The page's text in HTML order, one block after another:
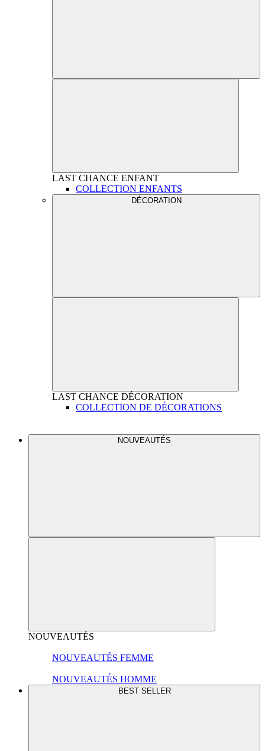
LAST CHANCE ENFANT
COLLECTION ENFANTS
DÉCORATION
LAST CHANCE DÉCORATION
COLLECTION DE DÉCORATIONS
NOUVEAUTÉS
NOUVEAUTÉS
NOUVEAUTÉS FEMME
NOUVEAUTÉS HOMME
BEST SELLER